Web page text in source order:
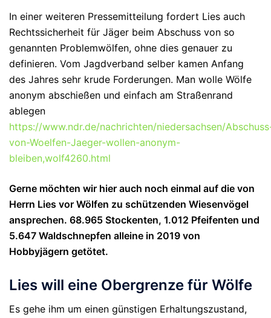
In einer weiteren Pressemitteilung fordert Lies auch
Rechtssicherheit für Jäger beim Abschuss von so
genannten Problemwölfen, ohne dies genauer zu
definieren. Vom Jagdverband selber kamen Anfang
des Jahres sehr krude Forderungen. Man wolle Wölfe
anonym abschießen und einfach am Straßenrand
ablegen
https://www.ndr.de/nachrichten/niedersachsen/
von-Woelfen-Jaeger-wollen-anonym-
bleiben,wolf4260.html
Gerne möchten wir hier auch noch einmal auf die von
Herrn Lies vor Wölfen zu schützenden Wiesenvögel
ansprechen. 68.965 Stockenten, 1.012 Pfeifenten und
5.647 Waldschnepfen alleine in 2019 von
Hobbyjägern getötet.
Lies will eine Obergrenze für Wölfe
Es gehe ihm um einen günstigen Erhaltungszustand,